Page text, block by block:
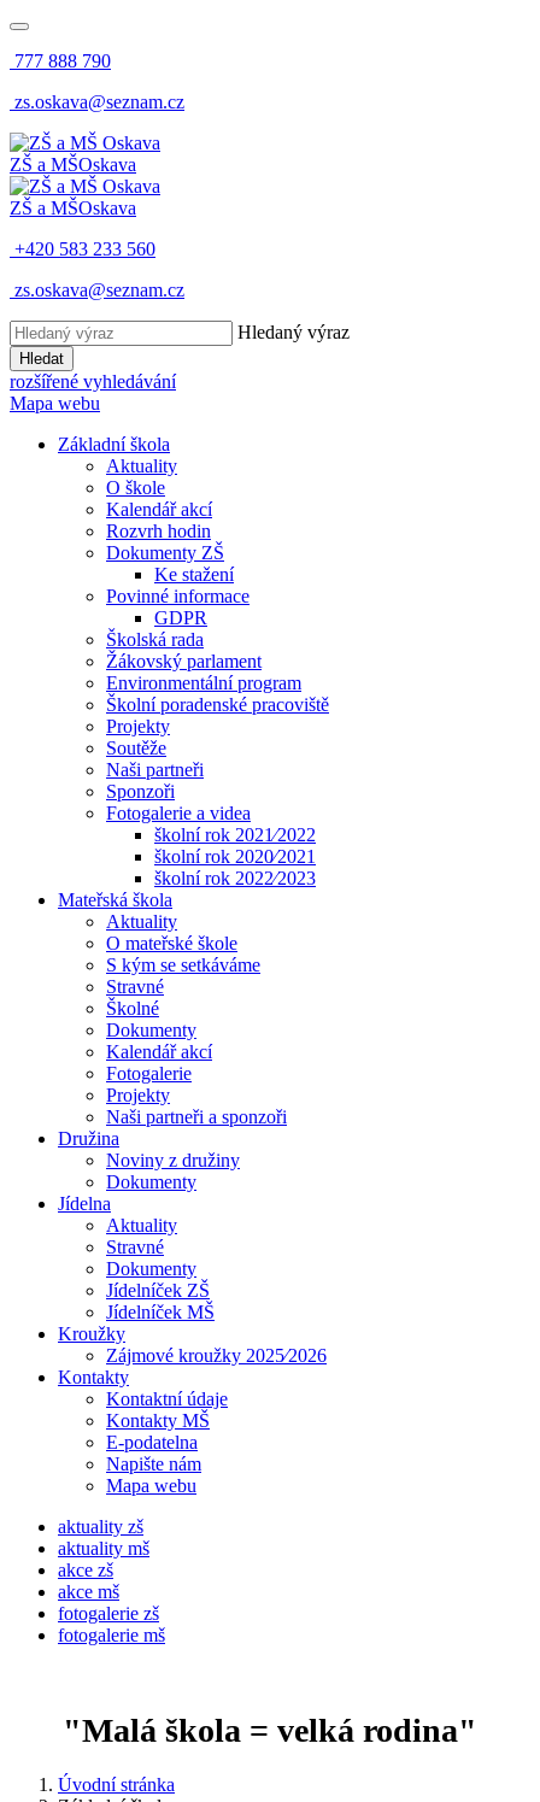
777 888 790
zs.oskava@seznam.cz
ZŠ a MŠOskava
ZŠ a MŠOskava
+420 583 233 560
zs.oskava@seznam.cz
Hledaný výraz
Hledat
rozšířené vyhledávání
Mapa webu
Základní škola
Aktuality
O škole
Kalendář akcí
Rozvrh hodin
Dokumenty ZŠ
Ke stažení
Povinné informace
GDPR
Školská rada
Žákovský parlament
Environmentální program
Školní poradenské pracoviště
Projekty
Soutěže
Naši partneři
Sponzoři
Fotogalerie a videa
školní rok 2021⁄2022
školní rok 2020⁄2021
školní rok 2022⁄2023
Mateřská škola
Aktuality
O mateřské škole
S kým se setkáváme
Stravné
Školné
Dokumenty
Kalendář akcí
Fotogalerie
Projekty
Naši partneři a sponzoři
Družina
Noviny z družiny
Dokumenty
Jídelna
Aktuality
Stravné
Dokumenty
Jídelníček ZŠ
Jídelníček MŠ
Kroužky
Zájmové kroužky 2025⁄2026
Kontakty
Kontaktní údaje
Kontakty MŠ
E-podatelna
Napište nám
Mapa webu
aktuality zš
aktuality mš
akce zš
akce mš
fotogalerie zš
fotogalerie mš
"Malá škola = velká rodina"
Úvodní stránka